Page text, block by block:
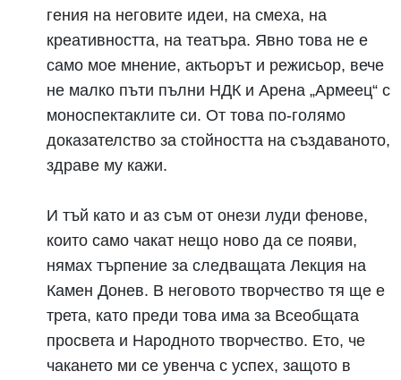
гения на неговите идеи, на смеха, на
креативността, на театъра. Явно това не е
само мое мнение, актьорът и режисьор, вече
не малко пъти пълни НДК и Арена „Армеец“ с
моноспектаклите си. От това по-голямо
доказателство за стойността на създаваното,
здраве му кажи.
И тъй като и аз съм от онези луди фенове,
които само чакат нещо ново да се появи,
нямах търпение за следващата Лекция на
Камен Донев. В неговото творчество тя ще е
трета, като преди това има за Всеобщата
просвета и Народното творчество. Ето, че
чакането ми се увенча с успех, защото в